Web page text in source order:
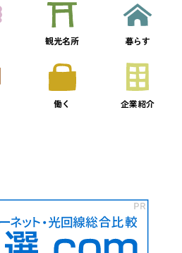
観光名所 暮らす
働く 企業紹介